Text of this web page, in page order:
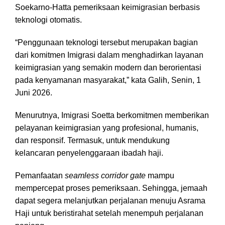
Soekarno-Hatta pemeriksaan keimigrasian berbasis
teknologi otomatis.
“Penggunaan teknologi tersebut merupakan bagian
dari komitmen Imigrasi dalam menghadirkan layanan
keimigrasian yang semakin modern dan berorientasi
pada kenyamanan masyarakat,” kata Galih, Senin, 1
Juni 2026.
Menurutnya, Imigrasi Soetta berkomitmen memberikan
pelayanan keimigrasian yang profesional, humanis,
dan responsif. Termasuk, untuk mendukung
kelancaran penyelenggaraan ibadah haji.
Pemanfaatan seamless corridor gate mampu
mempercepat proses pemeriksaan. Sehingga, jemaah
dapat segera melanjutkan perjalanan menuju Asrama
Haji untuk beristirahat setelah menempuh perjalanan